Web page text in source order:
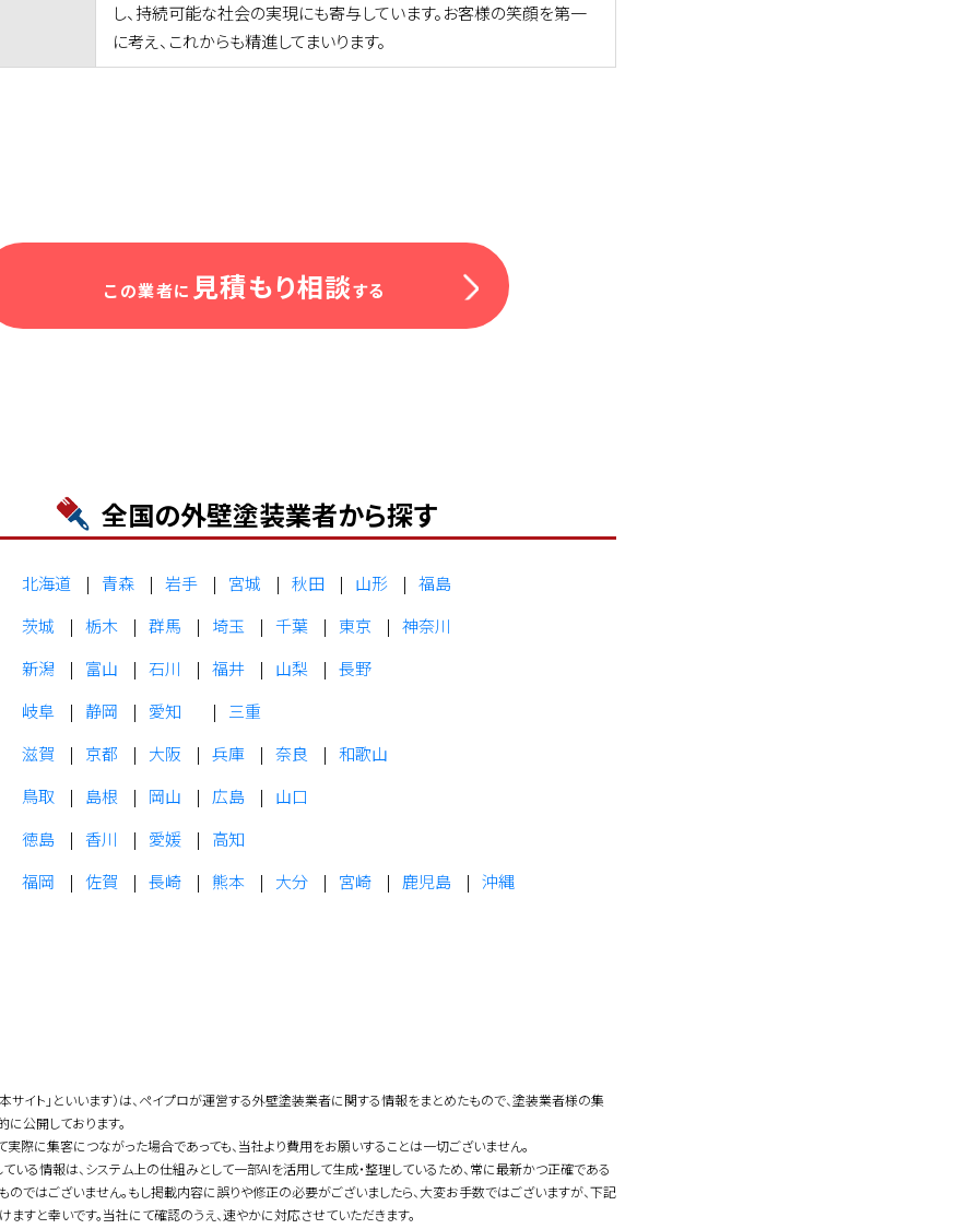
し、持続可能な社会の実現にも寄与しています。お客様の笑顔を第一
に考え、これからも精進してまいります。
この業者に 見積もり相談する
全国の外壁塗装業者から探す
北海道 青森 岩手 宮城 秋田 山形
福島
茨城
栃木 群馬 埼玉 千葉 東京
神奈川
新潟
富山 石川 福井 山梨
長野
岐阜
静岡 愛知
三重
滋賀
京都 大阪 兵庫 奈良
和歌山
鳥取
島根 岡山 広島
山口
徳島
香川 愛媛
高知
福岡
佐賀 長崎 熊本 大分 宮崎 鹿児島 沖縄
サイト」といいます）は、ペイプロが運営する外壁塗装業者に関する情報をまとめたもので、塗装業者様の集
公開しております。
実際に集客につながった場合であっても、当社より費用をお願いすることは一切ございません。
ている情報は、システム上の仕組みとして一部AIを活用して生成・整理しているため、常に最新かつ正確である
のではございません。もし掲載内容に誤りや修正の必要がございましたら、大変お手数ではございますが、下記
すと幸いです。当社にて確認のうえ、速やかに対応させていただきます。